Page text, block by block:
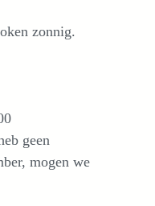
zonnig.
geen
mogen we